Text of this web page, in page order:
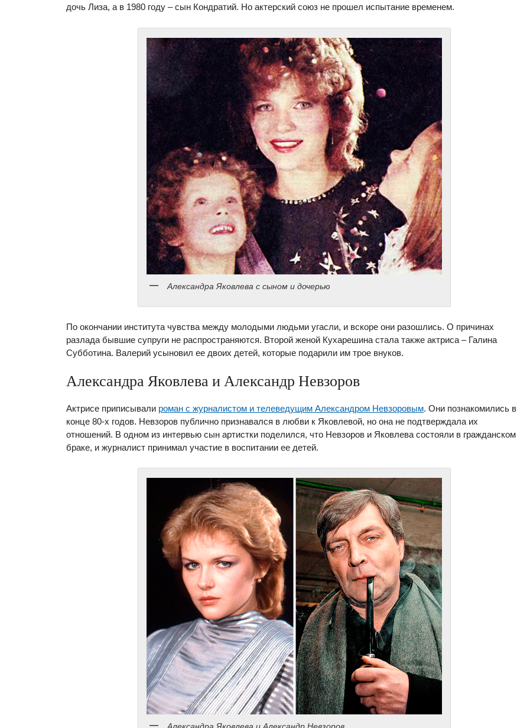
дочь Лиза, а в 1980 году – сын Кондратий. Но актерский союз не прошел испытание временем.
Александра Яковлева с сыном и дочерью
По окончании института чувства между молодыми людьми угасли, и вскоре они разошлись. О причинах
разлада бывшие супруги не распространяются. Второй женой Кухарешина стала также актриса – Галина
Субботина. Валерий усыновил ее двоих детей, которые подарили им трое внуков.
Александра Яковлева и Александр Невзоров
Актрисе приписывали роман с журналистом и телеведущим Александром Невзоровым. Они познакомились в
конце 80-х годов. Невзоров публично признавался в любви к Яковлевой, но она не подтверждала их
отношений. В одном из интервью сын артистки поделился, что Невзоров и Яковлева состояли в гражданском
браке, и журналист принимал участие в воспитании ее детей.